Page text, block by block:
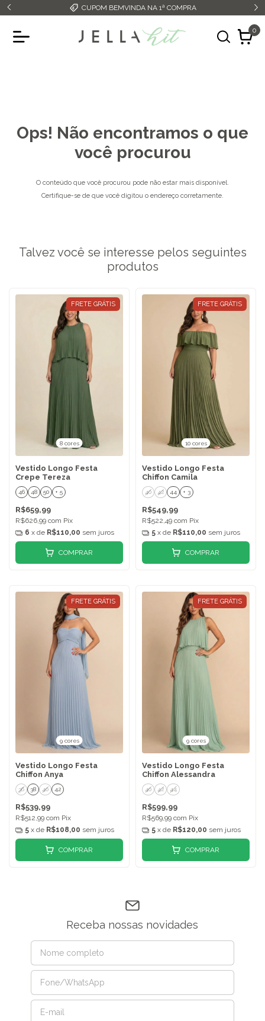
CUPOM BEMVINDA NA 1ª COMPRA
0
Ops! Não encontramos o que
você procurou
O conteúdo que você procurou pode não estar mais disponível.
Certifique-se de que você digitou o endereço corretamente.
Talvez você se interesse pelos seguintes
produtos
FRETE GRÁTIS
8 cores
Vestido Longo Festa
Crepe Tereza
46 48 50 + 5
R$659,99
R$626,99 com Pix
6 x de R$110,00 sem juros
COMPRAR
FRETE GRÁTIS
10 cores
Vestido Longo Festa
Chiffon Camila
40 42 44 + 3
R$549,99
R$522,49 com Pix
5 x de R$110,00 sem juros
COMPRAR
FRETE GRÁTIS
9 cores
Vestido Longo Festa
Chiffon Anya
36 38 40 42
R$539,99
R$512,99 com Pix
5 x de R$108,00 sem juros
COMPRAR
FRETE GRÁTIS
9 cores
Vestido Longo Festa
Chiffon Alessandra
40 42 44
R$599,99
R$569,99 com Pix
5 x de R$120,00 sem juros
COMPRAR
Receba nossas novidades